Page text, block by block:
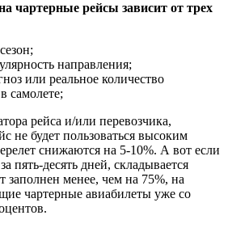
чартерные рейсы зависит от трех
направления;
или реальное количество
самолете;
рейса и/или перевозчика,
не будет пользоваться высоким
снижаются на 5-10%. А вот если
пять-десять дней, складывается
заполнен менее, чем на 75%, на
чартерные авиабилеты уже со